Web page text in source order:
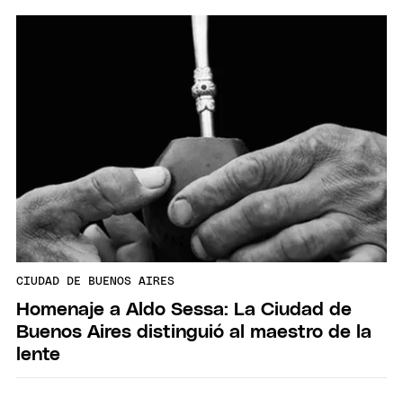
CIUDAD DE BUENOS AIRES
Homenaje a Aldo Sessa: La Ciudad de
Buenos Aires distinguió al maestro de la
lente